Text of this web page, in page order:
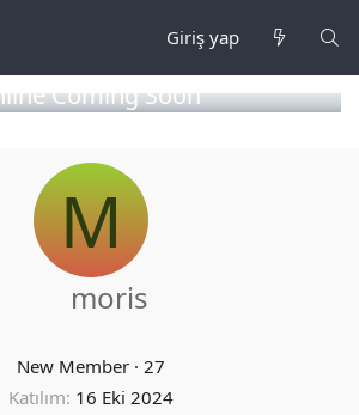
Giriş yap
Coming Soon
M
moris
New Member · 27
Katılım 16 Eki 2024